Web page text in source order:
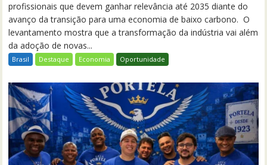
profissionais que devem ganhar relevância até 2035 diante do
avanço da transição para uma economia de baixo carbono. O
levantamento mostra que a transformação da indústria vai além
da adoção de novas...
Brasil Destaque Economia Oportunidade